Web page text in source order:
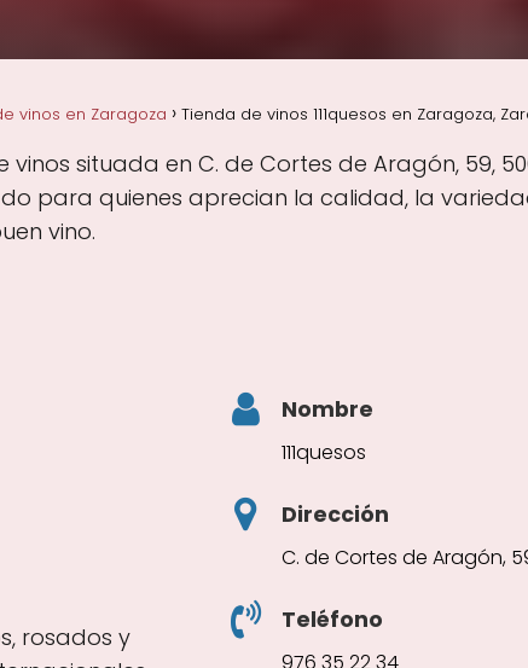
vinos en Zaragoza Tienda de vinos 111quesos en Zaragoza,
vinos situada en C. de Cortes de Aragón, 59,
para quienes aprecian la calidad, la
vino.
rosados y
Nombre
111quesos
Dirección
C. de Cortes de Aragón,
Teléfono
976 35 22 34